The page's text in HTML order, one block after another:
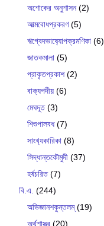
অশোকের অনুশাসন(2)
আত্মবোধপ্রকরণ(5)
ঋগ্বেদভাষ‍্যোপক্রমণিকা (6)
জাতকমালা (5)
প্রাকৃতপ্রকাশ(2)
বাক‍্যপদীয় (6)
মেঘদূত(3)
শিশুপালবধ(7)
সাংখ‍্যকারিকা (8)
সিদ্ধান্তকৌমুদী (37)
হর্ষচরিত(7)
বি.এ. (244)
অভিজ্ঞানশকুন্তলম্(19)
অর্থশাস্ত্র (20)